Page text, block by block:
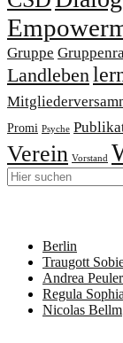
Gruppe
Landleben
Promi Psyche
Verein Vorstand
Berlin
Traugott
Andrea
Regula
Nicolas Bellm